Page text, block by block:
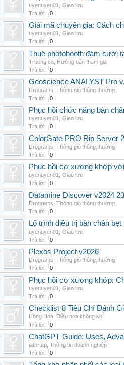
uyenuyen01
Giao lưu
Trả lời:
0
Giải mã chuyên gia: Cách
uyenuyen01
Giao lưu
Trả lời:
0
Thuê photobooth đám cưới
Truong ca Hướng dẫn tham gia
Trả lời:
0
Geoscience ANALYST Pro
Drograms Thông gió thông thường
Trả lời:
0
Phục hồi chức năng bàn
uyenuyen01
Giao lưu
Trả lời:
0
ColorGate PRO Rip Server
Drograms Thông gió thông thường
Trả lời:
0
Phục hồi cơ xương khớp
uyenuyen01
Giao lưu
Trả lời:
0
Datamine Discover v2024
Drograms Thông gió thông thường
Trả lời:
0
Lộ trình điều trị bàn chân
uyenuyen01
Giao lưu
Trả lời:
0
Plexos Project v2026
Drograms Thông gió thông thường
Trả lời:
0
Phục hồi cơ xương khớp:
uyenuyen01
Giao lưu
Trả lời:
0
Checklist 8 Tiêu Chí Đánh
Hồng Hoa Điều hoà không khí
Trả lời:
0
ChatGPT Guide: Uses,
jathrutp Thông tin doanh nghiệp
Trả lời:
0